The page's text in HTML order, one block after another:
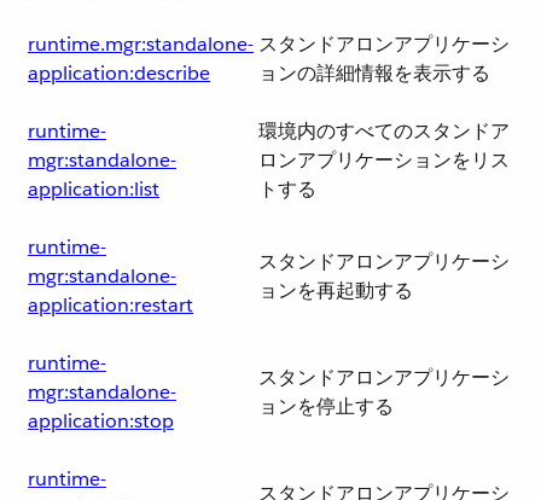
runtime.mgr:standalone-
application:describe
スタンドアロンアプリケーシ
ョンの詳細情報を表示する
runtime-
mgr:standalone-
application:list
環境内のすべてのスタンドア
ロンアプリケーションをリス
トする
runtime-
mgr:standalone-
application:restart
スタンドアロンアプリケーシ
ョンを再起動する
runtime-
mgr:standalone-
application:stop
スタンドアロンアプリケーシ
ョンを停止する
runtime-
スタンドアロンアプリケーシ